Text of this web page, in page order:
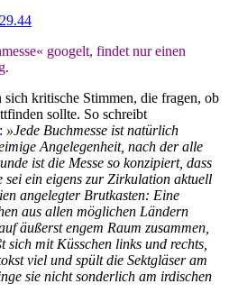
googelt, findet nur einen
sich kritische Stimmen, die fragen, ob
sollte. So schreibt
: »Jede Buchmesse ist natürlich
Angelegenheit, nach der alle
ist die Messe so konzipiert, dass
sei ein eigens zur Zirkulation aktuell
angelegter Brutkasten: Eine
aus allen möglichen Ländern
äußerst engem Raum zusammen,
mit Küsschen links und rechts,
viel und spült die Sektgläser am
sie nicht sonderlich am irdischen